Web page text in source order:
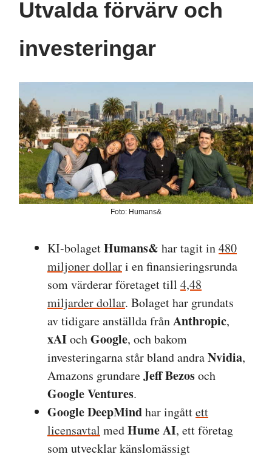
Utvalda förvärv och
investeringar
Foto: Humans&
KI-bolagetHumans& har tagit in480
miljoner dollari en finansieringsrunda
som värderar företaget till 4,48
miljarder dollar. Bolaget har grundats
av tidigare anställda frånAnthropic,
xAIochGoogle, och bakom
investeringarna står bland andraNvidia,
Amazons grundareJeff Bezosoch
Google Ventures.
Google DeepMindhar ingåttett
licensavtal medHume AI, ett företag
som utvecklar känslomässigt